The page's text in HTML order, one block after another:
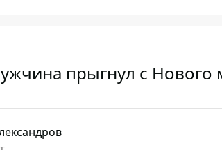
прыгнул с Нового